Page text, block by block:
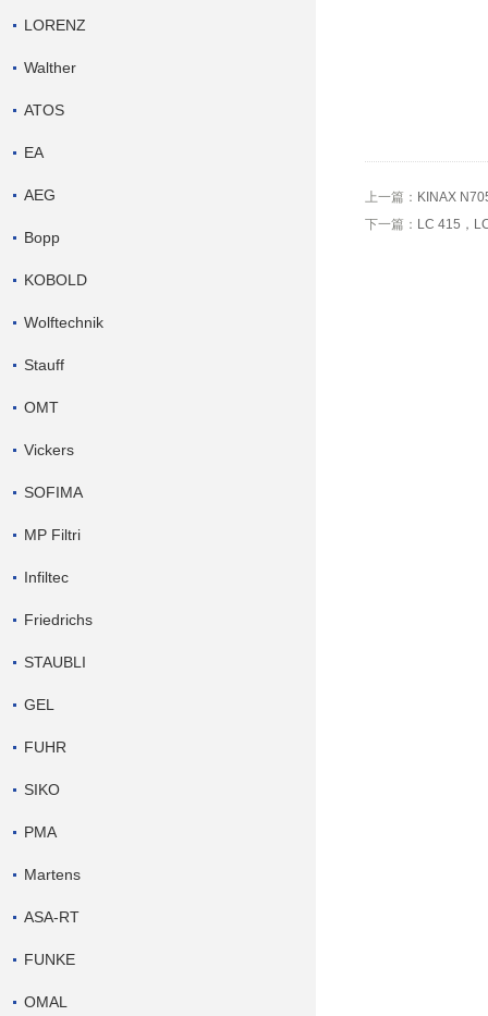
LORENZ
Walther
ATOS
EA
AEG
Bopp
KOBOLD
Wolftechnik
Stauff
OMT
Vickers
SOFIMA
MP Filtri
Infiltec
Friedrichs
STAUBLI
GEL
FUHR
SIKO
PMA
Martens
ASA-RT
FUNKE
OMAL
上一篇： KINAX
下一篇： LC 415，